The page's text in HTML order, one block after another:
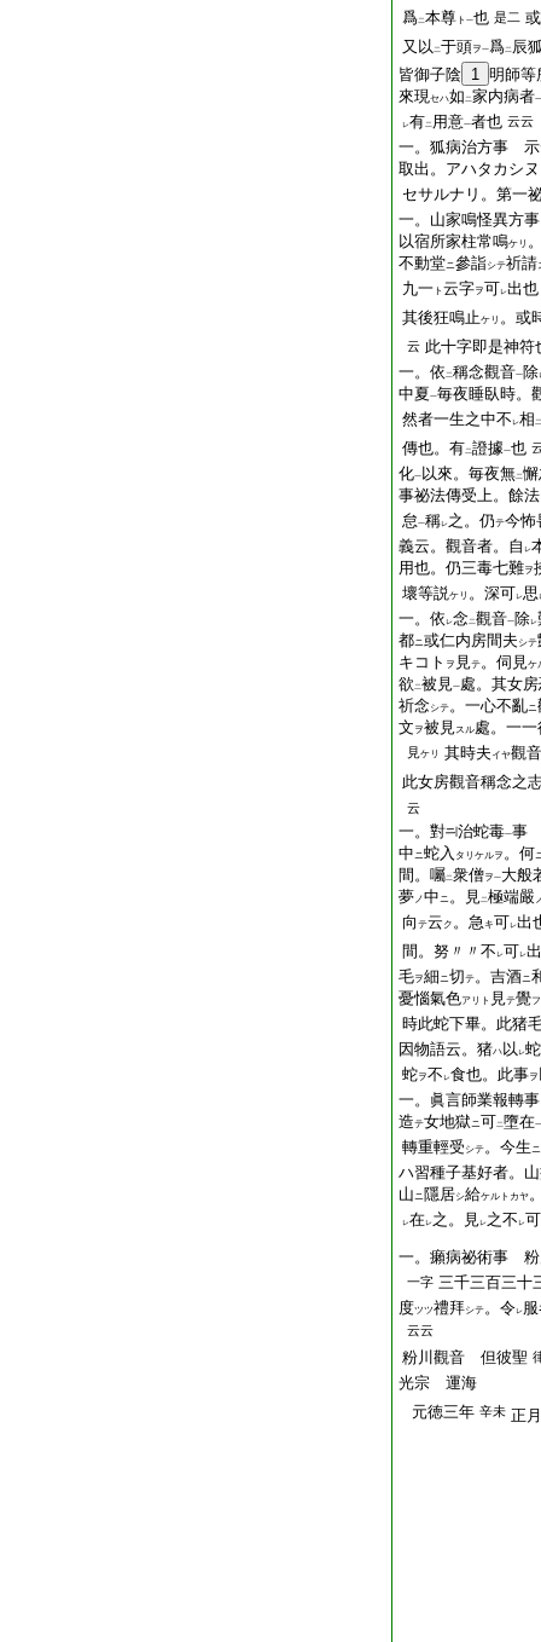
爲二本尊 ト 一也 是二
又以 二于頭ヲ一爲二 辰
皆御子陰 1 明師等
來現セハ如 二家内病者一
レ有二 用意一者也 云云
一。狐病治方事 示
取出。アハタカシ
セサルナリ。第一
一。山家鳴怪異方
以宿所家柱常鳴ケリ
不動堂ニ參詣シテ祈請
九一 ト 云字ヲ可レ出也
其後狂鳴止ケリ 。或
云 此十字即是神符
一。依 二稱念觀音一除
中夏一毎夜睡臥時。
然者一生之中不 レ相 二
傳也。有二證據一也
化一 以來。毎夜無二
事祕法傳受上。餘法
怠一稱レ之。仍テ今怖
義云。觀音者。自 レ
用也。仍三毒七難ヲ
壞等説ケリ 。深可レ思
一。依 レ念二觀音一除レ
都ニ或仁内房間夫 シテ
キコト ヲ 見テ。伺見ケ
欲 二被見一處。其女
祈念シテ。一心不亂ニ
文 ヲ被見スル處。一
見 ケリ 其時夫 イヤ觀音
此女房觀音稱念之
云
一。對 治蛇毒一事
中ニ蛇入 タリケルヲ 。何
間。囑二衆僧ヲ一大般
夢ノ中ニ。見二極端嚴
向 テ云 ク 。急キ可レ出
間。努〃〃不 レ可レ出
毛ヲ細ニ切テ。吉酒ニ
憂惱氣色アリト 見テ覺フ
時此蛇下畢。此猪
因物語云。猪ハ 以 レ
蛇ヲ不 レ食也。此事ヲ
一。眞言師業報轉
造テ女地獄ニ可二墮在一
轉重輕受 シテ。今生ニ
ハ習種子基好者。
山ニ隱居シ給ケルトカヤ
レ在レ之。見レ之不 レ可
一。癩病祕術事 粉
一字 三千三百三十
度ツツ禮拜シテ。令レ
云云
粉川觀音 但彼聖
光宗 運海
元徳三年 辛未 正